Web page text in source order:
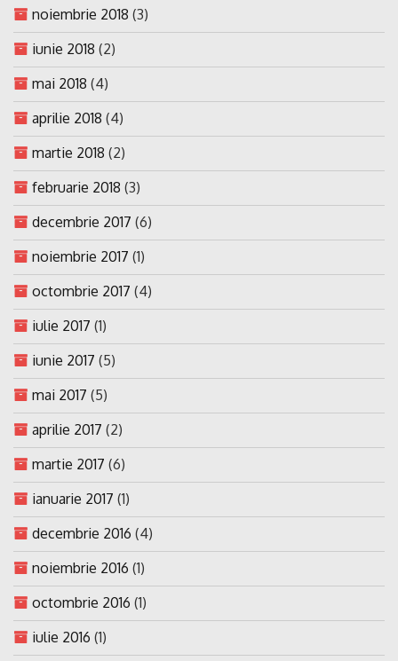
noiembrie 2018 (3)
iunie 2018 (2)
mai 2018 (4)
aprilie 2018 (4)
martie 2018 (2)
februarie 2018 (3)
decembrie 2017 (6)
noiembrie 2017 (1)
octombrie 2017 (4)
iulie 2017 (1)
iunie 2017 (5)
mai 2017 (5)
aprilie 2017 (2)
martie 2017 (6)
ianuarie 2017 (1)
decembrie 2016 (4)
noiembrie 2016 (1)
octombrie 2016 (1)
iulie 2016 (1)